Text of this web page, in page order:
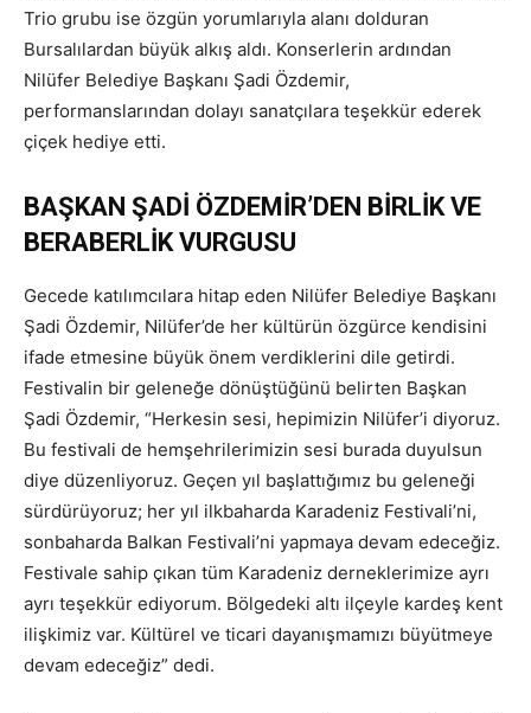
Trio grubu ise özgün yorumlarıyla alanı dolduran
Bursalılardan büyük alkış aldı. Konserlerin ardından
Nilüfer Belediye Başkanı Şadi Özdemir,
performanslarından dolayı sanatçılara teşekkür ederek
çiçek hediye etti.
BAŞKAN ŞADİ ÖZDEMİR’DEN BİRLİK VE
BERABERLİK VURGUSU
Gecede katılımcılara hitap eden Nilüfer Belediye Başkanı
Şadi Özdemir, Nilüfer’de her kültürün özgürce kendisini
ifade etmesine büyük önem verdiklerini dile getirdi.
Festivalin bir geleneğe dönüştüğünü belirten Başkan
Şadi Özdemir, “Herkesin sesi, hepimizin Nilüfer’i diyoruz.
Bu festivali de hemşehrilerimizin sesi burada duyulsun
diye düzenliyoruz. Geçen yıl başlattığımız bu geleneği
sürdürüyoruz; her yıl ilkbaharda Karadeniz Festivali’ni,
sonbaharda Balkan Festivali’ni yapmaya devam edeceğiz.
Festivale sahip çıkan tüm Karadeniz derneklerimize ayrı
ayrı teşekkür ediyorum. Bölgedeki altı ilçeyle kardeş kent
ilişkimiz var. Kültürel ve ticari dayanışmamızı büyütmeye
devam edeceğiz” dedi.